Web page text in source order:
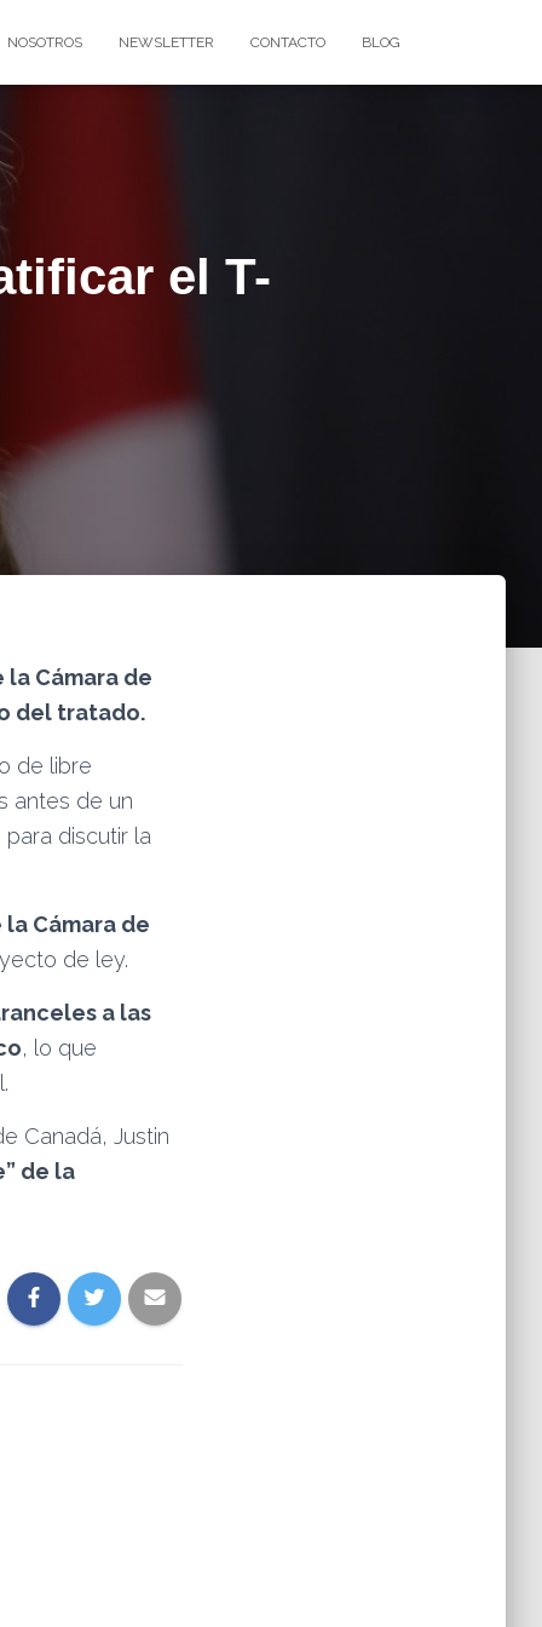
NOSOTROS NEWSLETTER CONTACTO BLOG
el T-
Cámara de
del tratado.
de libre
antes de un
discutir la
Cámara de
de ley.
a las
, lo que
Canadá, Justin
de la